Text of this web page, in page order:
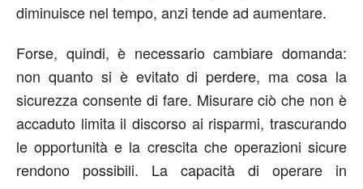
diminuisce nel tempo, anzi tende ad aumentare.
Forse, quindi, è necessario cambiare domanda:
non quanto si è evitato di perdere, ma cosa la
sicurezza consente di fare. Misurare ciò che non è
accaduto limita il discorso ai risparmi, trascurando
le opportunità e la crescita che operazioni sicure
rendono possibili. La capacità di operare in